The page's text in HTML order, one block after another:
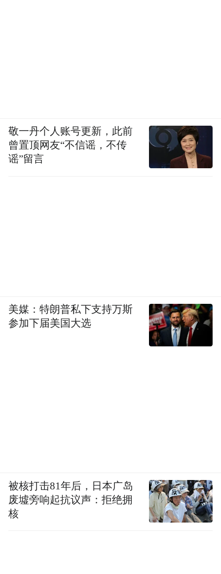
敬一丹个人账号更新，此前
曾置顶网友“不信谣，不传
谣”留言
美媒：特朗普私下支持万斯
参加下届美国大选
被核打击81年后，日本广岛
废墟旁响起抗议声：拒绝拥
核